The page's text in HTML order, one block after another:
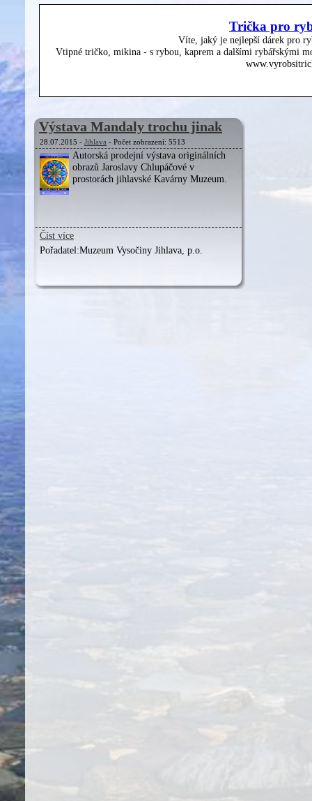
Trička pro
Víte, jaký je nejlepší dárek pro
Vtipné tričko, mikina - s rybou, kaprem a dalšími rybářskými
Výstava Mandaly trochu jinak
28.07.2015 - Jihlava - Počet zobrazení: 5513
Autorská prodejní výstava originálních
obrazů Jaroslavy Chlupáčové v
prostorách jihlavské Kavárny Muzeum.
Číst více
Pořadatel:Muzeum Vysočiny Jihlava, p.o.